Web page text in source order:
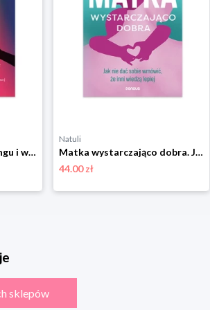
Uwolnij się od gaslightingu i wróć do równowagi! Sensus
Natuli
Matka wystarczająco dobra. Jak nie dać sobie wmówić, że inni wiedzą lepiej Sensus
44.00 zł
sklepów